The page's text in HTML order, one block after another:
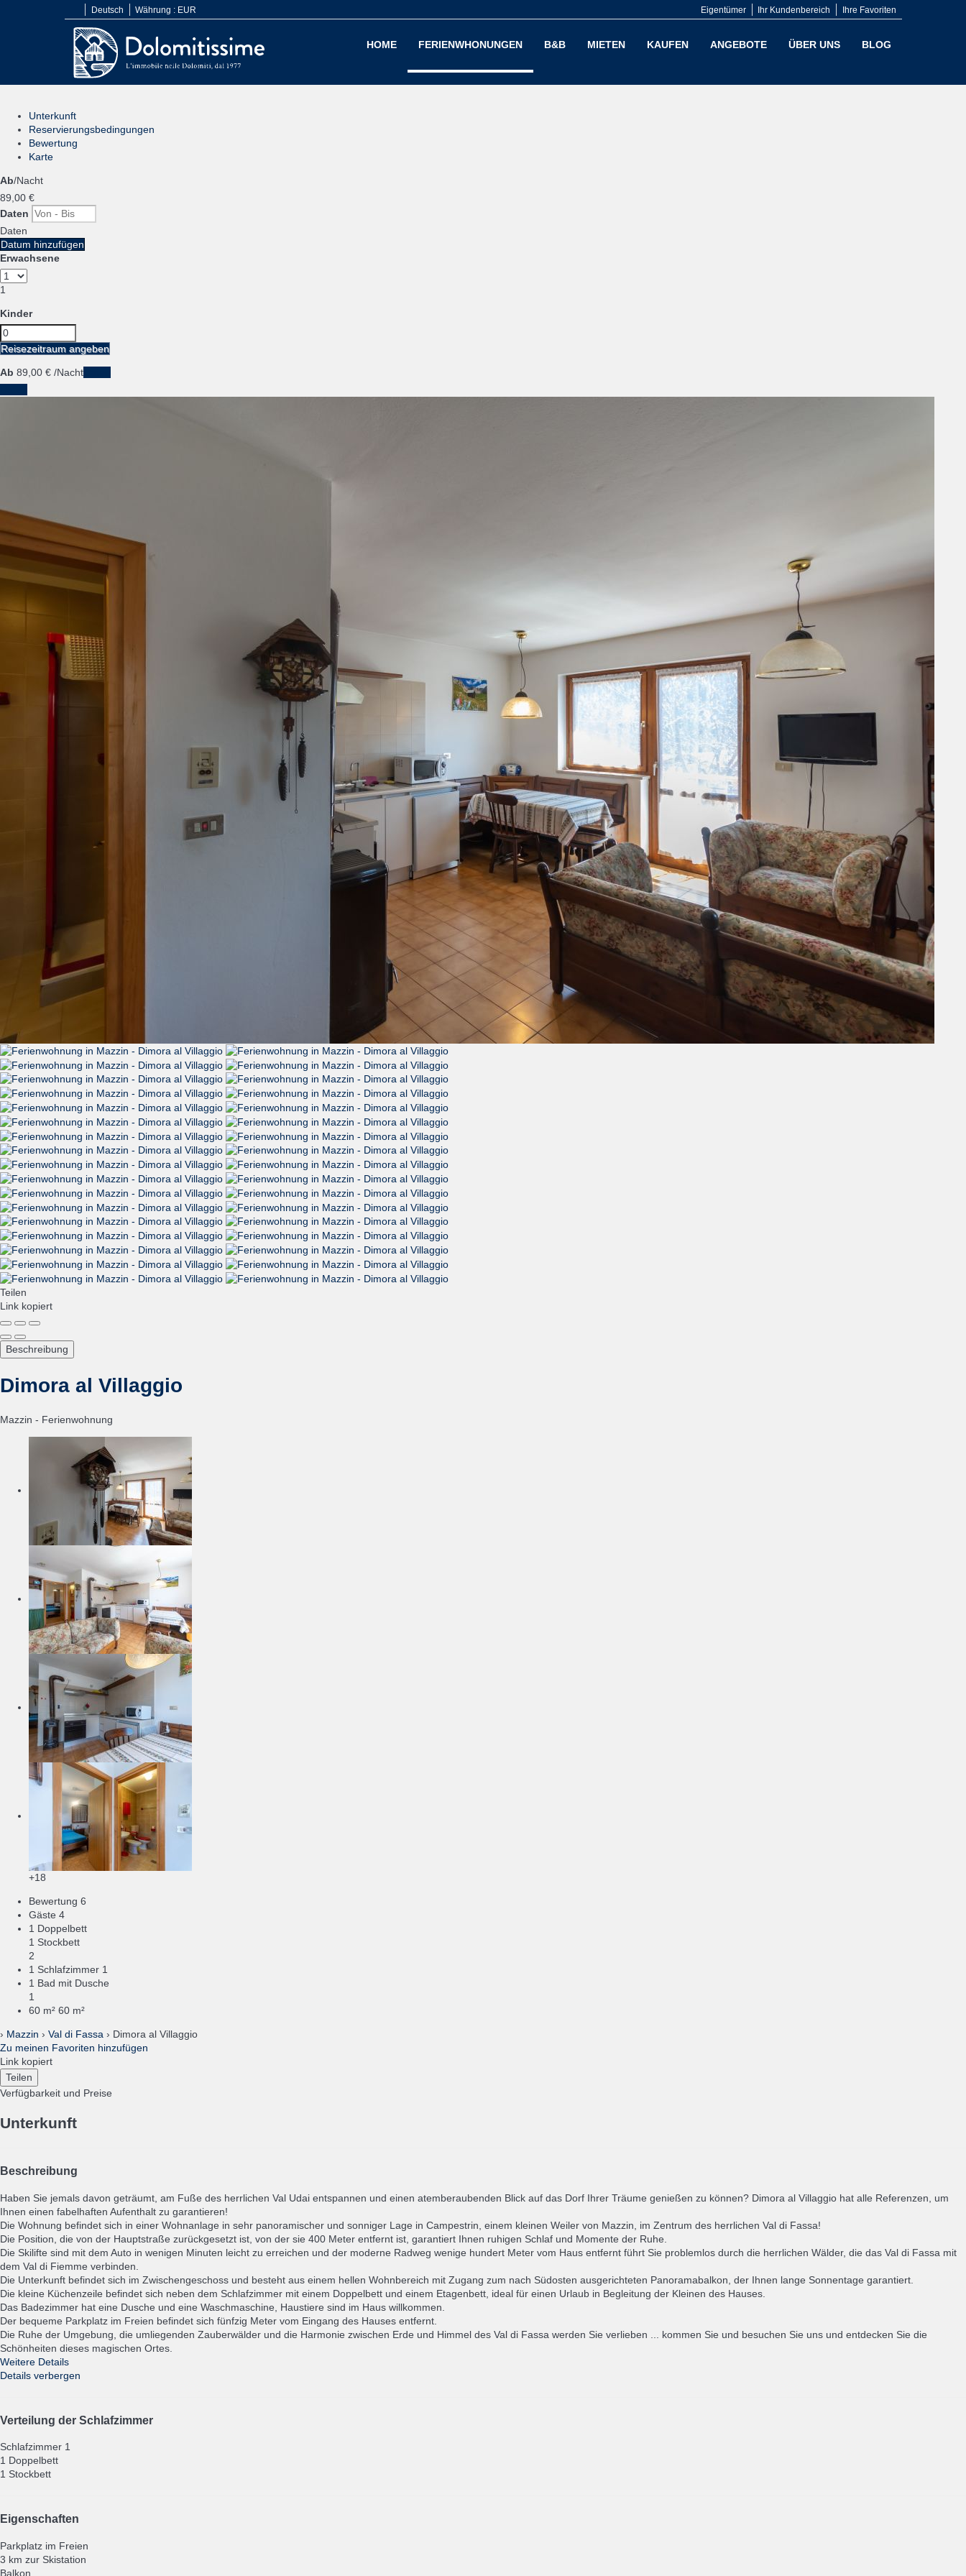
Deutsch Währung : EUR Ihre Favoriten
Ihr Kundenbereich
Eigentümer
HOME FERIENWHONUNGEN B&B MIETEN KAUFEN ANGEBOTE ÜBER UNS BLOG
Unterkunft
Reservierungsbedingungen
Bewertung
Karte
Ab/Nacht
89, 00 €
Daten
Daten
Datum hinzufügen
Erwachsene
1
Kinder
Reisezeitraum angeben
Ab 89, 00 € /Nacht
Teilen
Link kopiert
Beschreibung
Dimora al Villaggio
Mazzin - Ferienwohnung
+18
Bewertung 6
Gäste 4
1 Doppelbett
1 Stockbett
2
1 Schlafzimmer 1
1 Bad mit Dusche
1
60 m² 60 m²
› Mazzin › Val di Fassa › Dimora al Villaggio
Zu meinen Favoriten hinzufügen
Link kopiert
Teilen
Verfügbarkeit und Preise
Unterkunft
Beschreibung
Haben Sie jemals davon geträumt, am Fuße des herrlichen Val Udai entspannen und einen atemberaubenden Blick auf das Dorf Ihrer Träume genießen zu können? Dimora al Villaggio hat alle Referenzen, um
Ihnen einen fabelhaften Aufenthalt zu garantieren!
Die Wohnung befindet sich in einer Wohnanlage in sehr panoramischer und sonniger Lage in Campestrin, einem kleinen Weiler von Mazzin, im Zentrum des herrlichen Val di Fassa!
Die Position, die von der Hauptstraße zurückgesetzt ist, von der sie 400 Meter entfernt ist, garantiert Ihnen ruhigen Schlaf und Momente der Ruhe.
Die Skilifte sind mit dem Auto in wenigen Minuten leicht zu erreichen und der moderne Radweg wenige hundert Meter vom Haus entfernt führt Sie problemlos durch die herrlichen Wälder, die das Val di Fassa mit
dem Val di Fiemme verbinden.
Die Unterkunft befindet sich im Zwischengeschoss und besteht aus einem hellen Wohnbereich mit Zugang zum nach Südosten ausgerichteten Panoramabalkon, der Ihnen lange Sonnentage garantiert.
Die kleine Küchenzeile befindet sich neben dem Schlafzimmer mit einem Doppelbett und einem Etagenbett, ideal für einen Urlaub in Begleitung der Kleinen des Hauses.
Das Badezimmer hat eine Dusche und eine Waschmaschine, Haustiere sind im Haus willkommen.
Der bequeme Parkplatz im Freien befindet sich fünfzig Meter vom Eingang des Hauses entfernt.
Die Ruhe der Umgebung, die umliegenden Zauberwälder und die Harmonie zwischen Erde und Himmel des Val di Fassa werden Sie verlieben ... kommen Sie und besuchen Sie uns und entdecken Sie die
Schönheiten dieses magischen Ortes.
Weitere Details
Details verbergen
Verteilung der Schlafzimmer
Schlafzimmer 1
1 Doppelbett
1 Stockbett
Eigenschaften
Parkplatz im Freien
3 km zur Skistation
Balkon